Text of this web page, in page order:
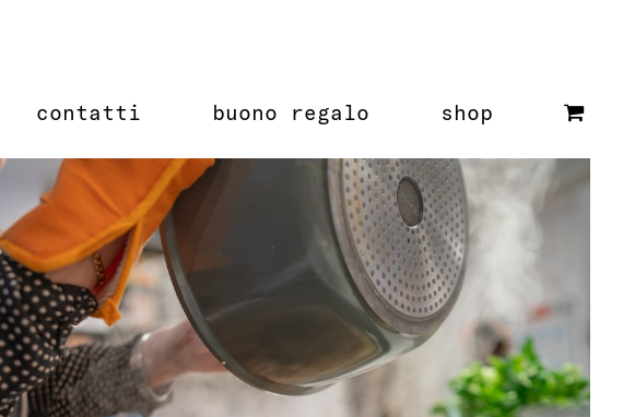
contatti buono regalo shop